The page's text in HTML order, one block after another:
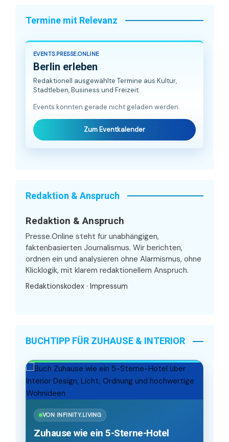
Termine mit Relevanz
EVENTS.PRESSE.ONLINE
Berlin erleben
Redaktionell ausgewählte Termine aus Kultur,
Stadtleben, Business und Freizeit.
Events konnten gerade nicht geladen werden.
Zum Eventkalender
Redaktion & Anspruch
Redaktion & Anspruch
Presse.Online steht für unabhängigen,
faktenbasierten Journalismus. Wir berichten,
ordnen ein und analysieren ohne Alarmismus, ohne
Klicklogik, mit klarem redaktionellem Anspruch.
Redaktionskodex · Impressum
BUCHTIPP FÜR ZUHAUSE & INTERIOR
VON INFINITY.LIVING
Zuhause wie ein 5-Sterne-Hotel